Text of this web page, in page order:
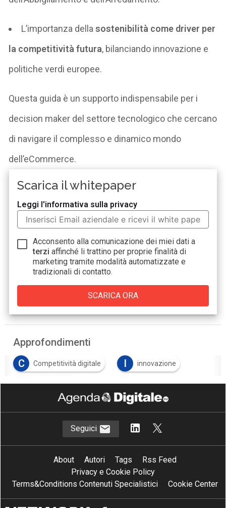
L’importanza dellasostenibilità come driver per
la competitività futura, bilanciando innovazione e
politiche verdi europee.
Questa guida è un supporto indispensabile per i
decision maker del settore tecnologico che cercano
di navigare il complesso e dinamico mondo
dell’eCommerce.
Scarica il whitepaper
Leggi l'informativa sulla privacy
Acconsento alla comunicazione dei miei dati a
terzi affinché li trattino per proprie finalità di
marketing tramite modalità automatizzate e
tradizionali di contatto.
Approfondimenti
C
Competitività digitale I innovazione
S sostenibilità
Seguici
About Autori Tags
Rss Feed
Privacy e Cookie Policy
Terms&Conditions Contenuti Specialistici
Cookie Center